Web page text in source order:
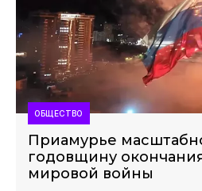
ОБЩЕСТВО
Приамурье
годовщину
мировой войны